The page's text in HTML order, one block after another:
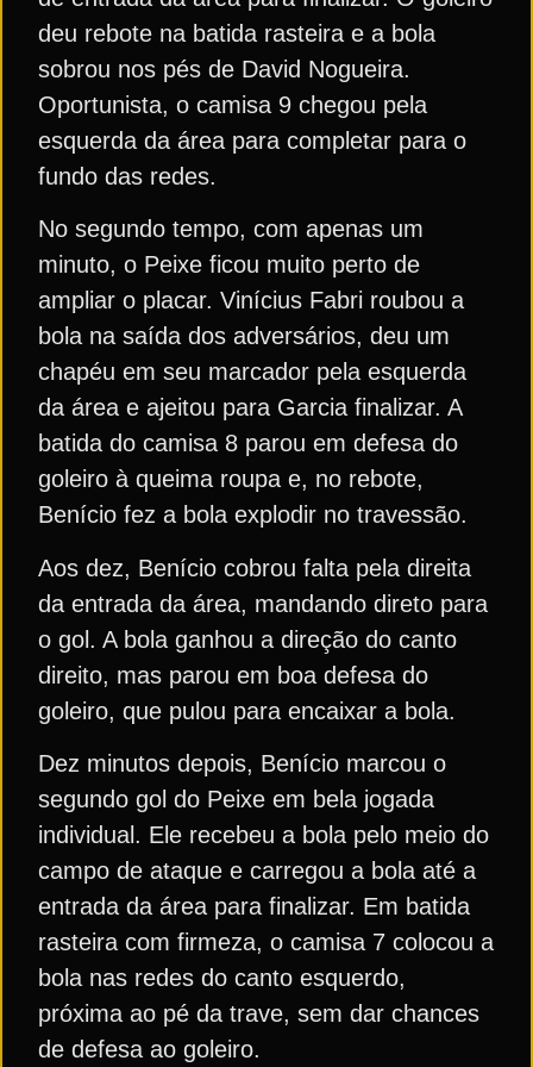
deu rebote na batida rasteira e a bola
sobrou nos pés de David Nogueira.
Oportunista, o camisa 9 chegou pela
esquerda da área para completar para o
fundo das redes.
No segundo tempo, com apenas um
minuto, o Peixe ficou muito perto de
ampliar o placar. Vinícius Fabri roubou a
bola na saída dos adversários, deu um
chapéu em seu marcador pela esquerda
da área e ajeitou para Garcia finalizar. A
batida do camisa 8 parou em defesa do
goleiro à queima roupa e, no rebote,
Benício fez a bola explodir no travessão.
Aos dez, Benício cobrou falta pela direita
da entrada da área, mandando direto para
o gol. A bola ganhou a direção do canto
direito, mas parou em boa defesa do
goleiro, que pulou para encaixar a bola.
Dez minutos depois, Benício marcou o
segundo gol do Peixe em bela jogada
individual. Ele recebeu a bola pelo meio do
campo de ataque e carregou a bola até a
entrada da área para finalizar. Em batida
rasteira com firmeza, o camisa 7 colocou a
bola nas redes do canto esquerdo,
próxima ao pé da trave, sem dar chances
de defesa ao goleiro.